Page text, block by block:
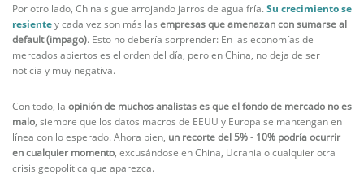
Por otro lado, China sigue arrojando jarros de agua fría.Su crecimiento se
resientey cada vez son más las empresas que amenazan con sumarse al
default (impago). Esto no debería sorprender: En las economías de
mercados abiertos es el orden del día, pero en China, no deja de ser
noticia y muy negativa.
Con todo, la opinión de muchos analistas es que el fondo de mercado no es
malo, siempre que los datos macros de EEUU y Europa se mantengan en
línea con lo esperado. Ahora bien, un recorte del 5% - 10% podría ocurrir
en cualquier momento, excusándose en China, Ucrania o cualquier otra
crisis geopolítica que aparezca.